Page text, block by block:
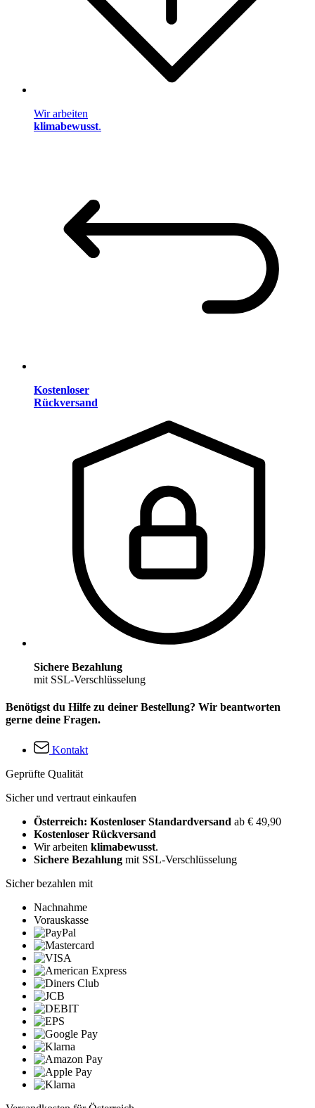
Wir arbeiten
klimabewusst.
Kostenloser
Rückversand
Sichere Bezahlung
mit SSL-Verschlüsselung
Benötigst du Hilfe zu deiner Bestellung? Wir beantworten
gerne deine Fragen.
Kontakt
Geprüfte Qualität
Sicher und vertraut einkaufen
Österreich: Kostenloser Standardversand ab € 49,90
Kostenloser Rückversand
Wir arbeiten klimabewusst.
Sichere Bezahlung mit SSL-Verschlüsselung
Sicher bezahlen mit
Nachnahme
Vorauskasse